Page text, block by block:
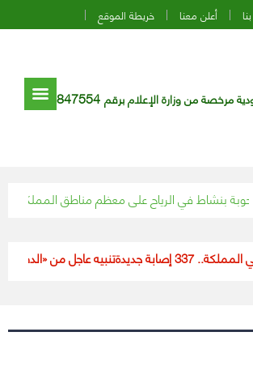
أعلن معنا خريطة الموقع
مرخصة من وزارة الإعلام برقم 847554
في الرياح على معظم مناطق المملكةإيران تعدم 1.4 مليون دجاجة لمنع انتشار
جديدة تنبيه عاجل من «الدفاع